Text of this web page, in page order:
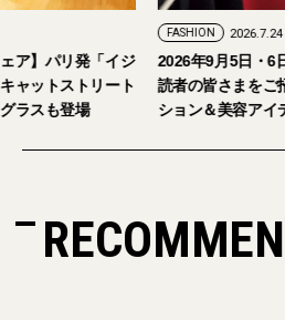
ゃれな大人のアイウェア】パリ発「イジ
が国内初の旗艦店をキャットストリート
プン。日本限定サングラスも登場